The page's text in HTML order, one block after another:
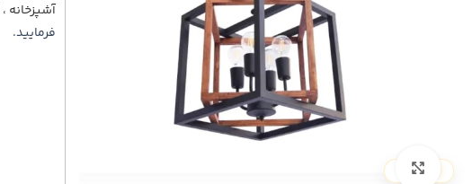
بزرگنمایی تصویر
آشپزخانه ،
فرمایید.